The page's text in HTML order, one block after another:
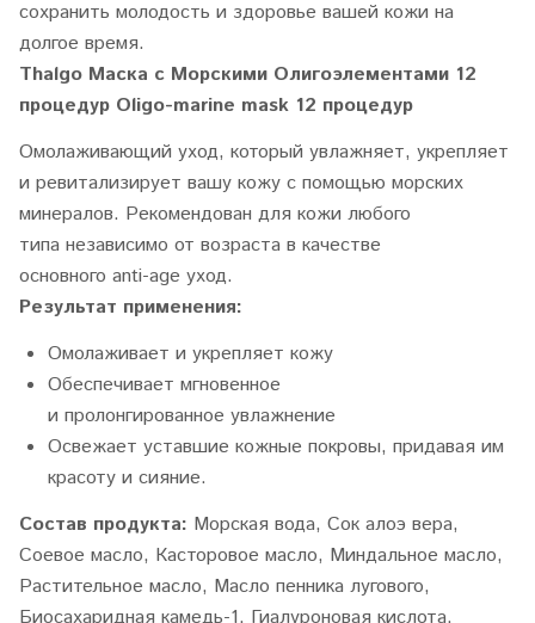
сохранить молодость и здоровье вашей кожи на
долгое время.
Thalgo Маска с Морскими Олигоэлементами 12
процедур Oligo-marine mask 12 процедур
Омолаживающий уход, который увлажняет, укрепляет
и ревитализирует вашу кожу с помощью морских
минералов. Рекомендован для кожи любого
типа независимо от возраста в качестве
основного anti-age уход.
Результат применения:
Омолаживает и укрепляет кожу
Обеспечивает мгновенное
и пролонгированное увлажнение
Освежает уставшие кожные покровы, придавая им
красоту и сияние.
Состав продукта: Морская вода, Сок алоэ вера,
Соевое масло, Касторовое масло, Миндальное масло,
Растительное масло, Масло пенника лугового,